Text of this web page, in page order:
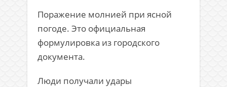
Поражение молнией при ясной
погоде. Это официальная
формулировка из городского
документа.
Люди получали удары